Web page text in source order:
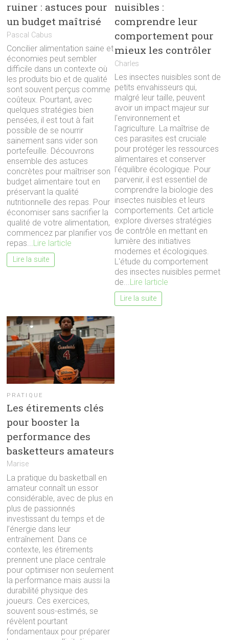
ruiner : astuces pour
un budget maîtrisé
Pascal Cabus
Concilier alimentation saine et
économies peut sembler
difficile dans un contexte où
les produits bio et de qualité
sont souvent perçus comme
coûteux. Pourtant, avec
quelques stratégies bien
pensées, il est tout à fait
possible de se nourrir
sainement sans vider son
portefeuille. Découvrons
ensemble des astuces
concrètes pour maîtriser son
budget alimentaire tout en
préservant la qualité
nutritionnelle des repas. Pour
économiser sans sacrifier la
qualité de votre alimentation,
commencez par planifier vos
repas...Lire larticle
Lire la suite
nuisibles :
comprendre leur
comportement pour
mieux les contrôler
Charles
Les insectes nuisibles sont de
petits envahisseurs qui,
malgré leur taille, peuvent
avoir un impact majeur sur
l'environnement et
l'agriculture. La maîtrise de
ces parasites est cruciale
pour protéger les ressources
alimentaires et conserver
l'équilibre écologique. Pour
parvenir, il est essentiel de
comprendre la biologie des
insectes nuisibles et leurs
comportements. Cet article
explore diverses stratégies
de contrôle en mettant en
lumière des initiatives
modernes et écologiques.
L'étude du comportement
des insectes nuisibles permet
de...Lire larticle
Lire la suite
PRATIQUE
Les étirements clés
pour booster la
performance des
basketteurs amateurs
Marise
La pratique du basketball en
amateur connaît un essor
considérable, avec de plus en
plus de passionnés
investissant du temps et de
l’énergie dans leur
entraînement. Dans ce
contexte, les étirements
prennent une place centrale
pour optimiser non seulement
la performance mais aussi la
durabilité physique des
joueurs. Ces exercices,
souvent sous-estimés, se
révèlent pourtant
fondamentaux pour préparer